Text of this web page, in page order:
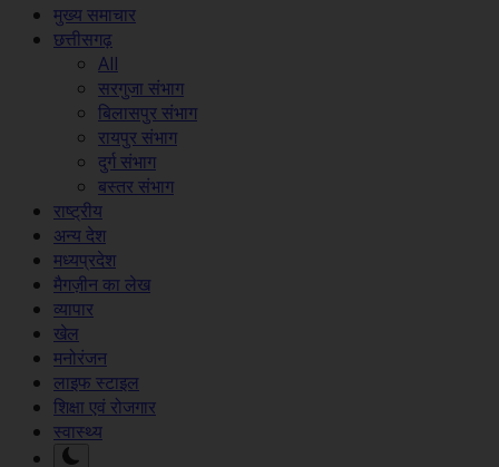
मुख्य समाचार
छत्तीसगढ़
All
सरगुजा संभाग
बिलासपुर संभाग
रायपुर संभाग
दुर्ग संभाग
बस्तर संभाग
राष्ट्रीय
अन्य देश
मध्यप्रदेश
मैगज़ीन का लेख
व्यापार
खेल
मनोरंजन
लाइफ स्टाइल
शिक्षा एवं रोजगार
स्वास्थ्य